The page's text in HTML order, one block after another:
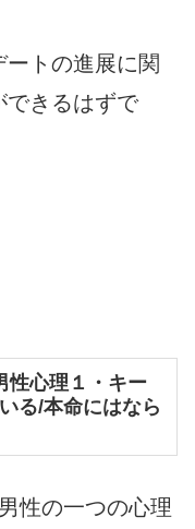
トの進展に関
できるはずで
性心理１・キー
る/本命にはなら
性の一つの心理